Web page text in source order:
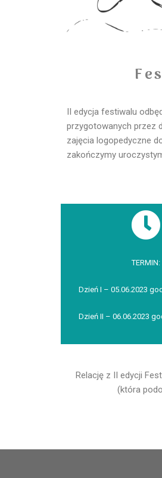
II edycja festiwalu
przygotowanych przez
zajęcia logopedyczne
zakończymy
TERMIN:
Dzień I – 05.06.2023
Dzień II – 06.06.2023
Relację z II edycji
(która